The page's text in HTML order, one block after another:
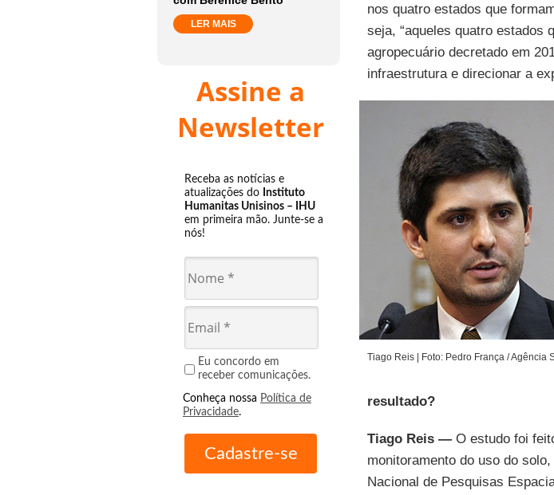
LER MAIS
Assine a
Newsletter
Receba as notícias e
atualizações do Instituto
Humanitas Unisinos – IHU
em primeira mão. Junte-se a
nós!
Eu concordo em
receber comunicações.
Conheça nossa Política de
Privacidade.
nos quatro estados que
seja, “aqueles quatro estados
agropecuário decretado em
infraestrutura e direcionar a
Tiago Reis | Foto: Pedro França / Agência
resultado?
Tiago Reis — O estudo foi
monitoramento do uso do
Nacional de Pesquisas